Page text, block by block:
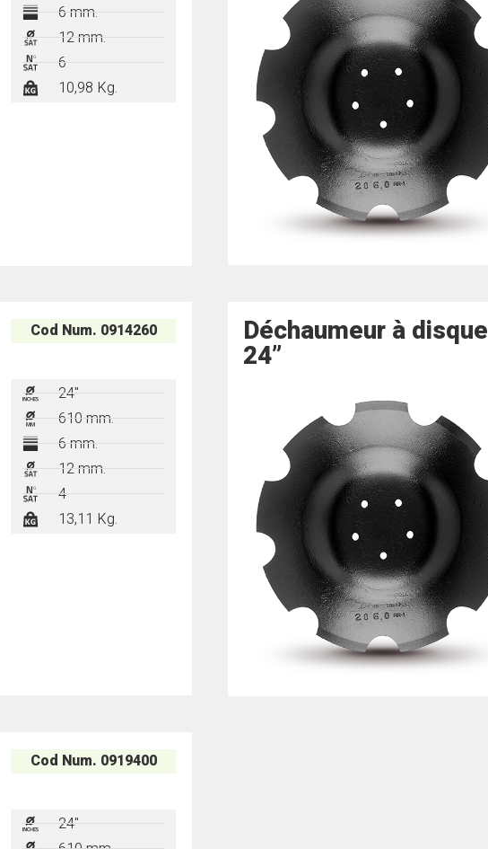
6 mm.
12 mm.
6
10,98 Kg.
Cod Num. 0914260
24"
610 mm.
6 mm.
12 mm.
4
13,11 Kg.
Déchaumeur à disque
24”
Cod Num. 0919400
24"